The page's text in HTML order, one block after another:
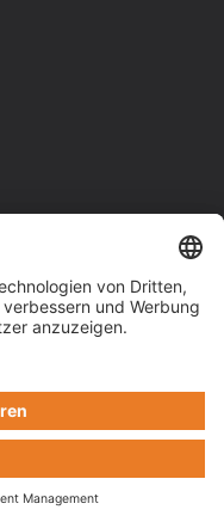
Racing4fun - Alles über
Impressum
Cookie-Einstellungen